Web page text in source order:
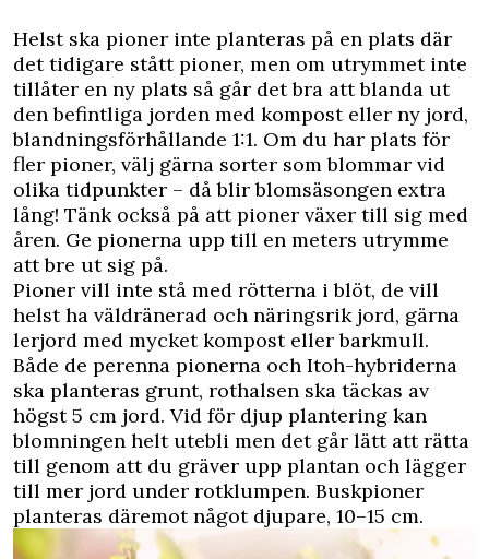
Helst ska pioner inte planteras på en plats där
det tidigare stått pioner, men om utrymmet inte
tillåter en ny plats så går det bra att blanda ut
den befintliga jorden med kompost eller ny jord,
blandningsförhållande 1:1. Om du har plats för
fler pioner, välj gärna sorter som blommar vid
olika tidpunkter – då blir blomsäsongen extra
lång! Tänk också på att pioner växer till sig med
åren. Ge pionerna upp till en meters utrymme
att bre ut sig på.
Pioner vill inte stå med rötterna i blöt, de vill
helst ha väldränerad och näringsrik jord, gärna
lerjord med mycket kompost eller barkmull.
Både de perenna pionerna och Itoh-hybriderna
ska planteras grunt, rothalsen ska täckas av
högst 5 cm jord. Vid för djup plantering kan
blomningen helt utebli men det går lätt att rätta
till genom att du gräver upp plantan och lägger
till mer jord under rotklumpen. Buskpioner
planteras däremot något djupare, 10–15 cm.